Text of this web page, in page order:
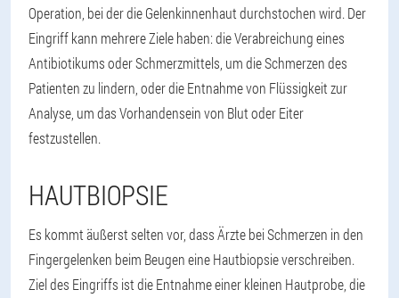
Operation, bei der die Gelenkinnenhaut durchstochen wird. Der
Eingriff kann mehrere Ziele haben: die Verabreichung eines
Antibiotikums oder Schmerzmittels, um die Schmerzen des
Patienten zu lindern, oder die Entnahme von Flüssigkeit zur
Analyse, um das Vorhandensein von Blut oder Eiter
festzustellen.
HAUTBIOPSIE
Es kommt äußerst selten vor, dass Ärzte bei Schmerzen in den
Fingergelenken beim Beugen eine Hautbiopsie verschreiben.
Ziel des Eingriffs ist die Entnahme einer kleinen Hautprobe, die